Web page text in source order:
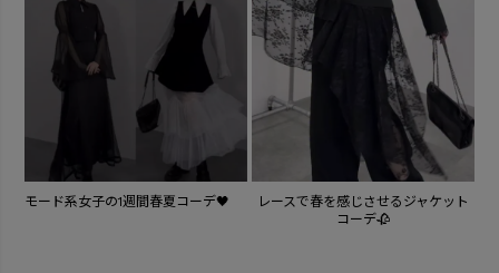
モード系女子の1週間春夏コーデ🖤
レースで春を感じさせるジャケット
コーデ🥀